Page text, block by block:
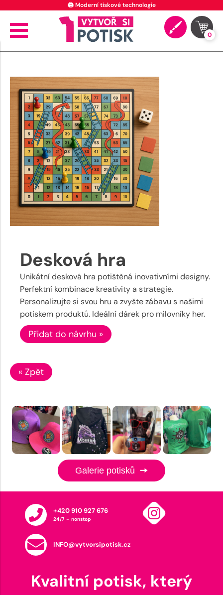
🖨️ Moderní tiskové technologie
0
Desková hra
Unikátní desková hra potištěná inovativními designy.
Perfektní kombinace kreativity a strategie.
Personalizujte si svou hru a zvyšte zábavu s našimi
potiskem produktů. Ideální dárek pro milovníky her.
Přidat do návrhu »
« Zpět
Galerie potisků
+420 910 927 676
24/7 - nonstop
INFO@vytvorsipotisk.cz
Kvalitní potisk, který